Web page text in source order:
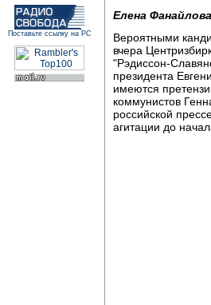
Поставьте ссылку на РС
Елена
Вероятными
вчера
"Рэдиссон-
президента
имеются
коммунистов
российской
агитации до